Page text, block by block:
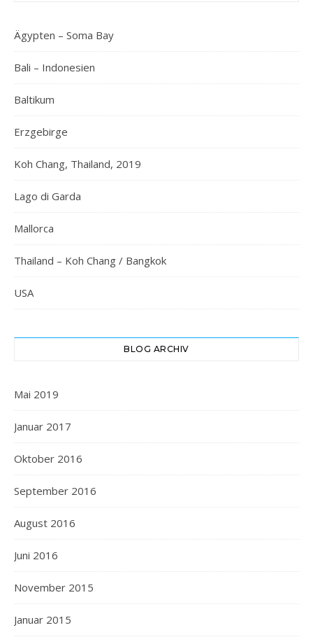
Ägypten – Soma Bay
Bali – Indonesien
Baltikum
Erzgebirge
Koh Chang, Thailand, 2019
Lago di Garda
Mallorca
Thailand – Koh Chang / Bangkok
USA
BLOG ARCHIV
Mai 2019
Januar 2017
Oktober 2016
September 2016
August 2016
Juni 2016
November 2015
Januar 2015